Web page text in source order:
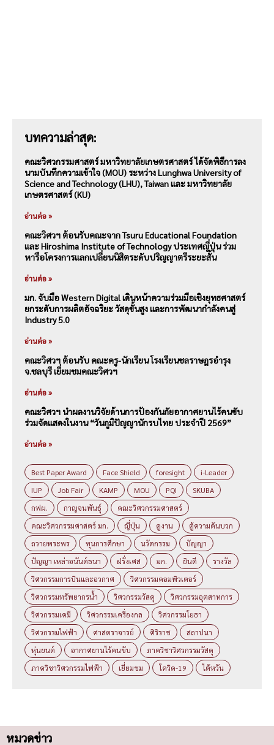
บทความล่าสุด:
คณะวิศวกรรมศาสตร์ มหาวิทยาลัยเกษตรศาสตร์ ได้จัดพิธีการลง
นามบันทึกความเข้าใจ (MOU) ระหว่าง Lunghwa University of
Science and Technology (LHU), Taiwan และ มหาวิทยาลัย
เกษตรศาสตร์ (KU)
อ่านต่อ »
คณะวิศวฯ ต้อนรับคณะจาก Tsuru Educational Foundation
และ Hiroshima Institute of Technology ประเทศญี่ปุ่น ร่วม
หารือโครงการแลกเปลี่ยนนิสิตระดับปริญญาตรีระยะสั้น
อ่านต่อ »
มก. จับมือ Western Digital เดินหน้าความร่วมมือเชิงยุทธศาสตร์
ยกระดับการผลิตอัจฉริยะ วัสดุขั้นสูง และการพัฒนากำลังคนสู่
Industry 5.0
อ่านต่อ »
คณะวิศวฯ ต้อนรับ คณะครู-นักเรียน โรงเรียนชลราษฎรอำรุง
จ.ชลบุรี เยี่ยมชมคณะวิศวฯ
อ่านต่อ »
คณะวิศวฯ นำผลงานวิจัยด้านการป้องกันภัยอากาศยานไร้คนขับ
ร่วมจัดแสดงในงาน “วันภูมิปัญญานักรบไทย ประจำปี 2569”
อ่านต่อ »
Best Paper Award Face Shield foresight
i-Leader
IUP
Job Fair KAMP MOU PQI
SKUBA
กฟผ.
กาญจนพันธุ์
คณะวิศวกรรมศาสตร์
คณะวิศวกรรมศาสตร์ มก.
ญี่ปุ่น ดูงาน
ตู้ความดันบวก
ถวายพระพร
ทุนการศึกษา นวัตกรรม
ปัญญา
ปัญญา เหล่าอนันต์ธนา
ฝรั่งเศส มก. ยินดี
รางวัล
วิศวกรรมการบินและอวกาศ
วิศวกรรมคอมพิวเตอร์
วิศวกรรมทรัพยากรน้ำ
วิศวกรรมวัสดุ
วิศวกรรมอุตสาหการ
วิศวกรรมเคมี
วิศวกรรมเครื่องกล
วิศวกรรมโยธา
วิศวกรรมไฟฟ้า
ศาสตราจารย์ ศิริราช
สถาปนา
หุ่นยนต์
อากาศยานไร้คนขับ
ภาควิชาวิศวกรรมวัสดุ
ภาควิชาวิศวกรรมไฟฟ้า
เยี่ยมชม โควิด-19 ไต้หวัน
หมวดข่าว